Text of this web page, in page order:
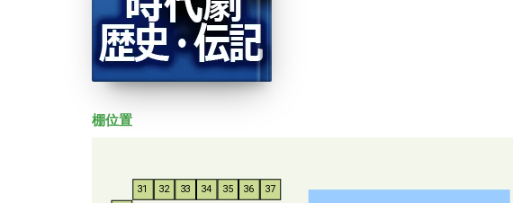
棚位置
31 32 33 34 35 36 37